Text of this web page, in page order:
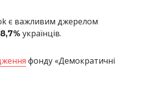
є важливим джерелом
8,7% українців.
фонду «Демократичні